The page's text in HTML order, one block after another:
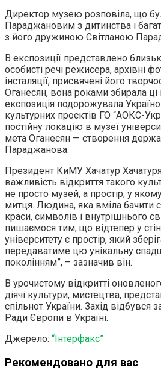
Директор музею розповіла, що
Параджановим з дитинства і
з його дружиною Світланою
В експозиції представлено
особисті речі режисера, архівні
інсталяції, присвячені його
Оганесян, вона роками збирала ці
експозиція подорожувала
культурних проєктів ГО “АОКС-
постійну локацію в музеї
мета Оганесян — створення
Параджанова.
Президент КиМУ Хачатур
важливість відкриття такого
не просто музей, а простір, у
митця. Людина, яка вміла бачити
краси, символів і внутрішнього
пишаємося тим, що відтепер у
університету є простір, який
передаватиме цю унікальну
поколінням”, – зазначив він.
В урочистому відкритті
діячі культури, мистецтва,
спільнот України. Захід відбувся
Ради Європи в Україні.
Джерело: “Інтерфакс”
Рекомендовано для вас